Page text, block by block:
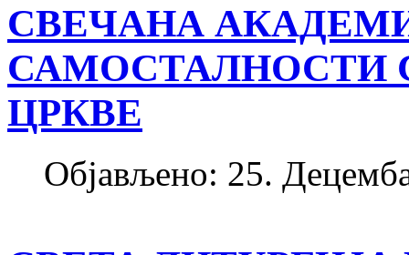
СВЕЧАНА
САМОСТАЛНОСТИ
ЦРКВЕ
Објављено: 25.